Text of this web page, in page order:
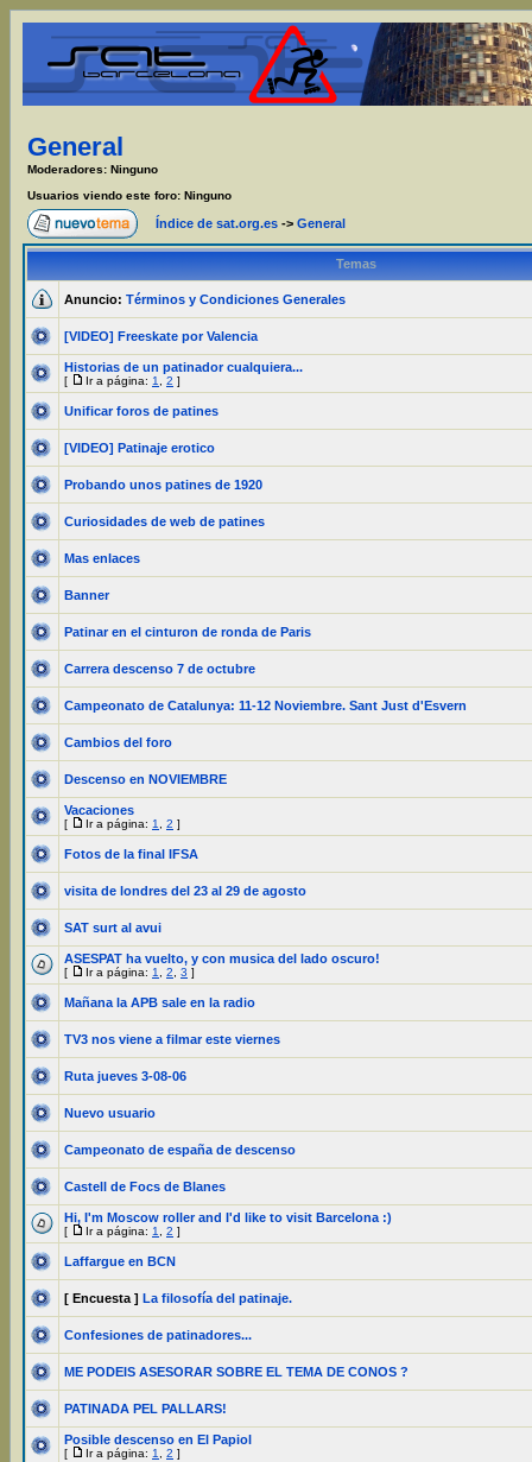
General
Moderadores: Ninguno
Usuarios viendo este foro: Ninguno
Índice de sat.org.es -> General
Temas
Anuncio: Términos y Condiciones Generales
[VIDEO] Freeskate por Valencia
Historias de un patinador cualquiera...
[ Ir a página: 1 2 ]
Unificar foros de patines
[VIDEO] Patinaje erotico
Probando unos patines de 1920
Curiosidades de web de patines
Mas enlaces
Banner
Patinar en el cinturon de ronda de Paris
Carrera descenso 7 de octubre
Campeonato de Catalunya: 11-12 Noviembre. Sant Just d'Esvern
Cambios del foro
Descenso en NOVIEMBRE
Vacaciones
[ Ir a página: 1 2 ]
Fotos de la final IFSA
visita de londres del 23 al 29 de agosto
SAT surt al avui
ASESPAT ha vuelto, y con musica del lado oscuro!
[ Ir a página: 1 2 3 ]
Mañana la APB sale en la radio
TV3 nos viene a filmar este viernes
Ruta jueves 3-08-06
Nuevo usuario
Campeonato de españa de descenso
Castell de Focs de Blanes
Hi, I'm Moscow roller and I'd like to visit Barcelona :)
[ Ir a página: 1 2 ]
Laffargue en BCN
[ Encuesta ] La filosofía del patinaje.
Confesiones de patinadores...
ME PODEIS ASESORAR SOBRE EL TEMA DE CONOS ?
PATINADA PEL PALLARS!
Posible descenso en El Papiol
[ Ir a página: 1 2 ]